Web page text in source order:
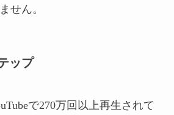
せん。
ップ
で270万回以上再生されて